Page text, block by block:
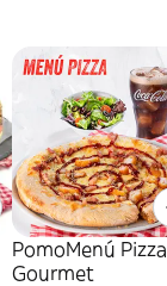
PomoMenú Pizza
Gourmet